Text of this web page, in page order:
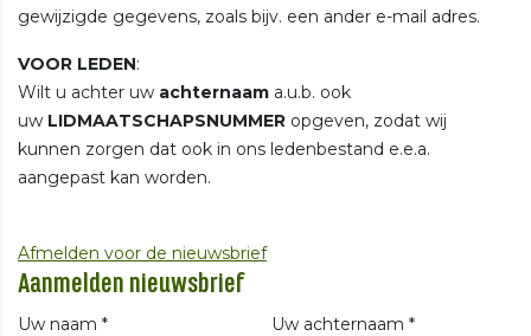
gewijzigde gegevens, zoals bijv. een ander e-mail adres.
VOOR LEDEN:
Wilt u achter uw achternaam a.u.b. ook
uw LIDMAATSCHAPSNUMMER opgeven, zodat wij
kunnen zorgen dat ook in ons ledenbestand e.e.a.
aangepast kan worden.
Afmelden voor de nieuwsbrief
Aanmelden nieuwsbrief
Uw naam * Uw achternaam *